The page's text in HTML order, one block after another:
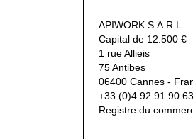
APIWORK S.A.R.L.
Capital de 12.500 €
1 rue Allieis
75 Antibes
06400 Cannes -
+33 (0)4 92 91 90 63
Registre du